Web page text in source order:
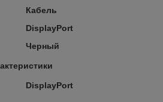
Кабель
DisplayPort
Черный
DisplayPort